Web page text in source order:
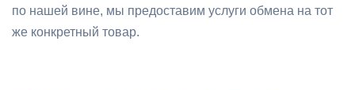
по нашей вине, мы предоставим услуги обмена на тот
же конкретный товар.